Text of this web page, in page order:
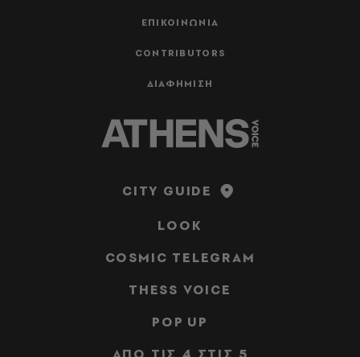
ΕΠΙΚΟΙΝΩΝΙΑ
CONTRIBUTORS
ΔΙΑΦΗΜΙΣΗ
CITY GUIDE
LOOK
COSMIC TELEGRAM
THESS VOICE
POP UP